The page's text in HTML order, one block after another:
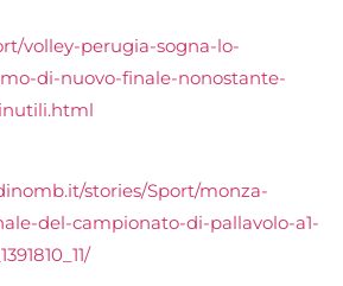
volley-perugia-sogna-lo-
di-nuovo-finale-nonostante-
stories/Sport/monza-
del-campionato-di-pallavolo-a1-